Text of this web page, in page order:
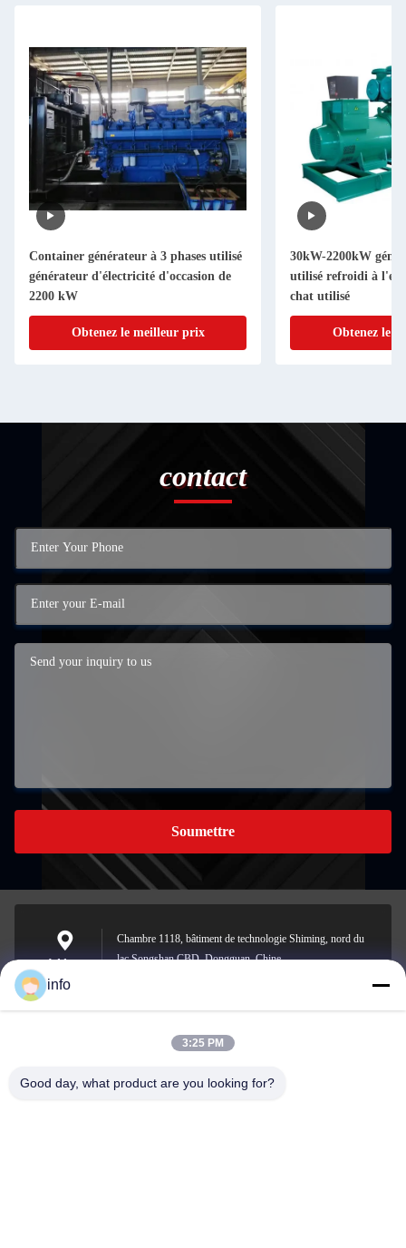
Container générateur à 3 phases utilisé
générateur d'électricité d'occasion de
2200 kW
Obtenez le meilleur prix
30kW-2200kW
utilisé refroidi à
chat utilisé
Obtenez le
contact
Soumettre
Address
Chambre 1118, bâtiment de technologie Shiming, nord du
lac Songshan CBD, Dongguan, Chine
info@gdpowerplus.com
info
3:25 PM
Good day, what product are you looking for?